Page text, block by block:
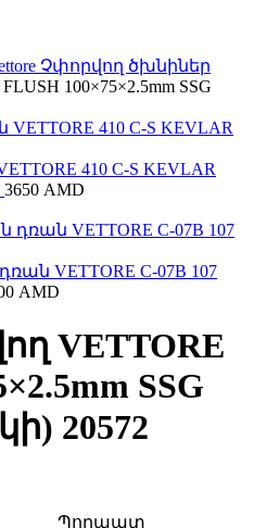
Չփորվող ծխնիներ
100×75×2.5mm SSG
410 C-S KEVLAR
3650 AMD
VETTORE C-07B 107
AMD
VETTORE
SSG
20572
Պողպատ